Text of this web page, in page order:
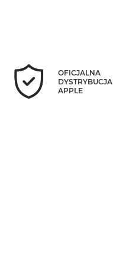
OFICJALNA
DYSTRYBUCJA
APPLE